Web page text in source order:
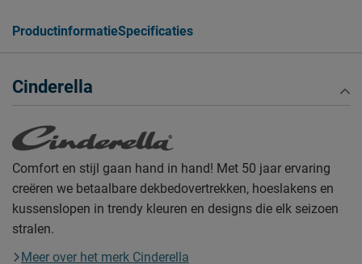
ProductinformatieSpecificaties
Cinderella
Comfort en stijl gaan hand in hand! Met 50 jaar ervaring
creëren we betaalbare dekbedovertrekken, hoeslakens en
kussenslopen in trendy kleuren en designs die elk seizoen
stralen.
Meer over het merk Cinderella